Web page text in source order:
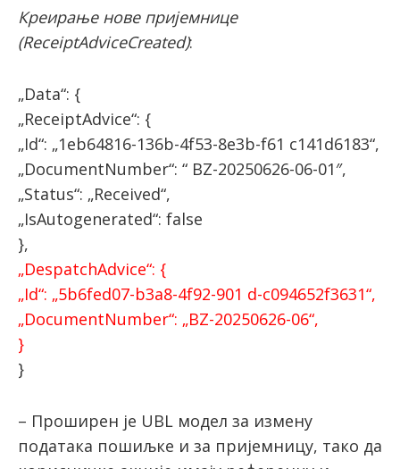
Креирање нове приjeмнице
(ReceiptAdviceCreated):
„Data“: {
„ReceiptAdvice“: {
„Id“: „1eb64816-136b-4f53-8e3b-f61 c141d6183“,
„DocumentNumber“: “ BZ-20250626-06-01″,
„Status“: „Received“,
„IsAutogenerated“: false
},
„DespatchAdvice“: {
„Id“: „5b6fed07-b3a8-4f92-901 d-c094652f3631“,
„DocumentNumber“: „BZ-20250626-06“,
}
}
– Проширен је UBL модел за измену
података пошиљке и за пријемницу, тако да